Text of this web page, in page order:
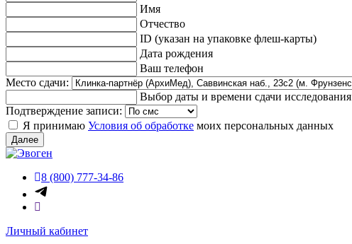
Имя
Отчество
ID (указан на упаковке флеш-карты)
Дата рождения
Ваш телефон
Место сдачи:
Выбор даты и времени сдачи исследования
Подтверждение записи:
Я принимаю Условия об обработке моих персональных данных
Далее
8 (800) 777-34-86
Личный кабинет